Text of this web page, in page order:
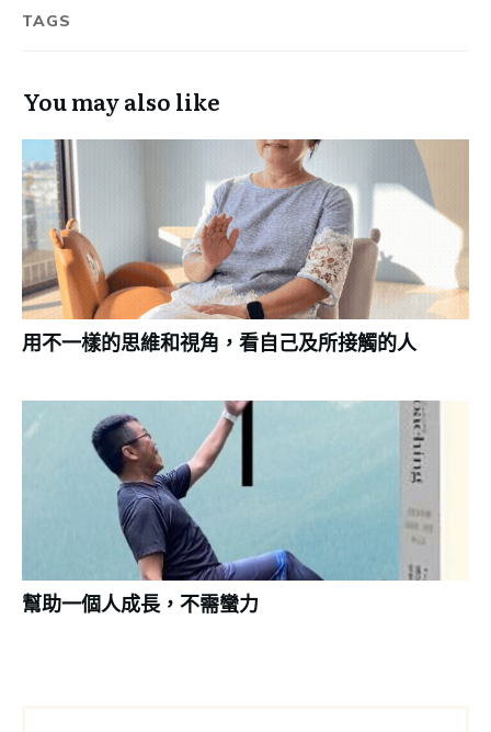
TAGS
You may also like
用不一樣的思維和視角，看自己及所接觸的人
幫助一個人成長，不需蠻力